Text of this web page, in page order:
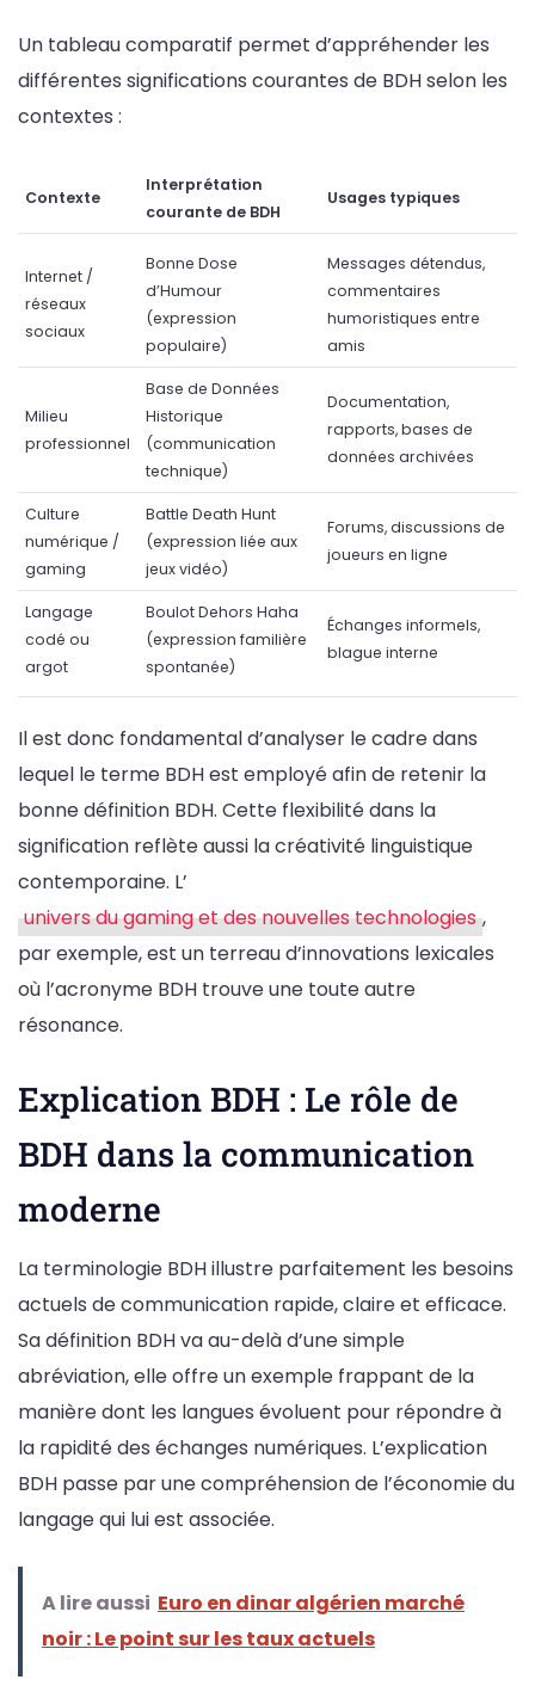
Un tableau comparatif permet d’appréhender les
différentes significations courantes de BDH selon les
contextes :
Contexte
Interprétation
courante de BDH
Usages typiques
Internet /
réseaux
sociaux
Bonne Dose
d’Humour
(expression
populaire)
Messages détendus,
commentaires
humoristiques entre
amis
Milieu
professionnel
Base de Données
Historique
(communication
technique)
Documentation,
rapports, bases de
données archivées
Culture
numérique /
gaming
Battle Death Hunt
(expression liée aux
jeux vidéo)
Forums, discussions de
joueurs en ligne
Langage
codé ou
argot
Boulot Dehors Haha
(expression familière
spontanée)
Échanges informels,
blague interne
Il est donc fondamental d’analyser le cadre dans
lequel le terme BDH est employé afin de retenir la
bonne définition BDH. Cette flexibilité dans la
signification reflète aussi la créativité linguistique
contemporaine. L’
univers du gaming et des nouvelles technologies ,
par exemple, est un terreau d’innovations lexicales
où l’acronyme BDH trouve une toute autre
résonance.
Explication BDH : Le rôle de
BDH dans la communication
moderne
La terminologie BDH illustre parfaitement les besoins
actuels de communication rapide, claire et efficace.
Sa définition BDH va au-delà d’une simple
abréviation, elle offre un exemple frappant de la
manière dont les langues évoluent pour répondre à
la rapidité des échanges numériques. L’explication
BDH passe par une compréhension de l’économie du
langage qui lui est associée.
A lire aussi Euro en dinar algérien marché
noir : Le point sur les taux actuels